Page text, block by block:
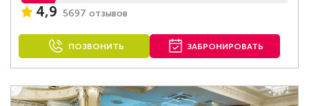
4,9 5697 отзывов
ПОЗВОНИТЬ ЗАБРОНИРОВАТЬ